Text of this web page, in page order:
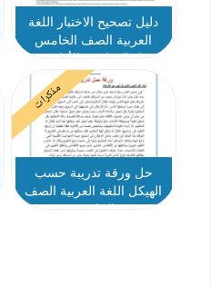
دليل تصحيح الاختبار اللغة
العربية الصف الخامس
2026
مذكرات
حل ورقة تدريبة حسب
الهيكل اللغة العربية الصف